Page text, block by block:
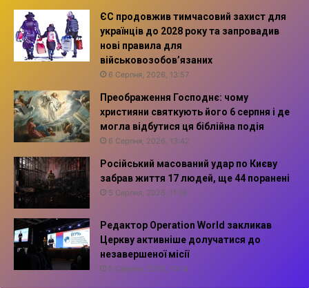
ЄС продовжив тимчасовий захист для
українців до 2028 року та запровадив
нові правила для
військовозобов’язаних
6 Серпня, 2026, 13:57
Преображення Господнє: чому
християни святкують його 6 серпня і де
могла відбутися ця біблійна подія
6 Серпня, 2026, 13:42
Російський масований удар по Києву
забрав життя 17 людей, ще 44 поранені
5 Серпня, 2026, 11:16
Редактор Operation World закликав
Церкву активніше долучатися до
незавершеної місії
5 Серпня, 2026, 10:14